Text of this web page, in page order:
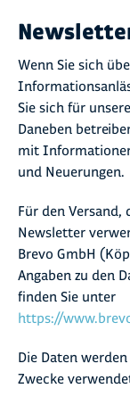
Wenn Sie sich
Sie sich für
Daneben
mit
und Neuerungen.
Für den
Newsletter
Brevo GmbH
Angaben zu den
finden Sie unter
https://
Die Daten
Zwecke